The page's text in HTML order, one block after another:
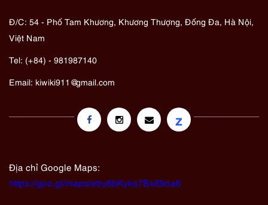
Đ/C: 54 - Phố Tam Khương, Khương Thượng, Đống Đa, Hà Nội,
Việt Nam
Tel: (+84) - 981987140
Email: kiwiki911@gmail.com
z
Địa chỉ Google Maps:
https://goo.gl/maps/eby8bKyks7Bx89oa6